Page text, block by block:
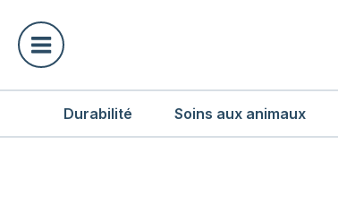
Durabilité Soins aux animaux